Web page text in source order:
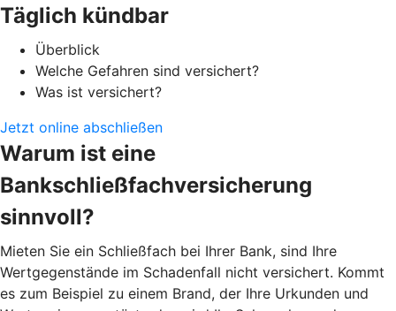
Täglich kündbar
Überblick
Welche Gefahren sind versichert?
Was ist versichert?
Jetzt online abschließen
Warum ist eine
Bankschließfachversicherung
sinnvoll?
Mieten Sie ein Schließfach bei Ihrer Bank, sind Ihre
Wertgegenstände im Schadenfall nicht versichert. Kommt
es zum Beispiel zu einem Brand, der Ihre Urkunden und